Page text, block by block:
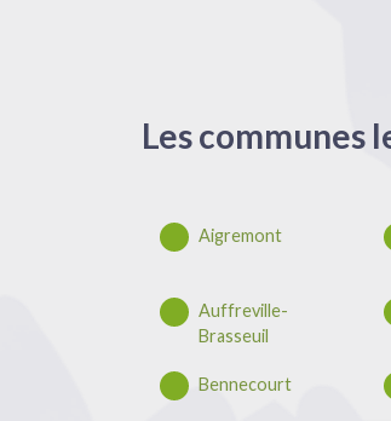
Les communes
Aigremont
Auffreville-
Brasseuil
Bennecourt